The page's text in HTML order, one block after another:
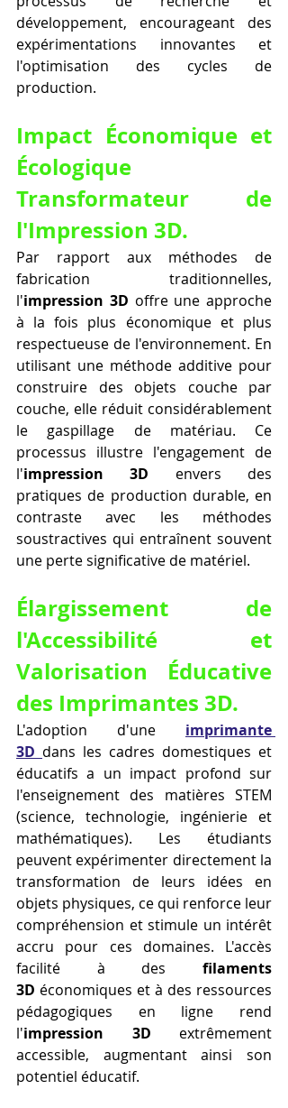
développement, encourageant des
expérimentations innovantes et
l'optimisation des cycles de
production.
Impact Économique et
Écologique
Transformateur de
l'Impression 3D.
Par rapport aux méthodes de
fabrication traditionnelles,
l'impression 3D offre une approche
à la fois plus économique et plus
respectueuse de l'environnement. En
utilisant une méthode additive pour
construire des objets couche par
couche, elle réduit considérablement
le gaspillage de matériau. Ce
processus illustre l'engagement de
l'impression 3D envers des
pratiques de production durable, en
contraste avec les méthodes
soustractives qui entraînent souvent
une perte significative de matériel.
Élargissement de
l'Accessibilité et
Valorisation Éducative
des Imprimantes 3D.
L'adoption d'une imprimante
3D dans les cadres domestiques et
éducatifs a un impact profond sur
l'enseignement des matières STEM
(science, technologie, ingénierie et
mathématiques). Les étudiants
peuvent expérimenter directement la
transformation de leurs idées en
objets physiques, ce qui renforce leur
compréhension et stimule un intérêt
accru pour ces domaines. L'accès
facilité à des filaments
3D économiques et à des ressources
pédagogiques en ligne rend
l'impression 3D extrêmement
accessible, augmentant ainsi son
potentiel éducatif.